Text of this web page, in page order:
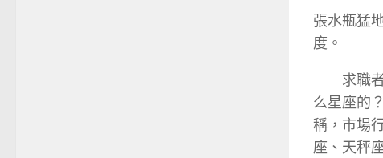
張水瓶猛
度。
求職
么星座的
稱，市場
座、天秤